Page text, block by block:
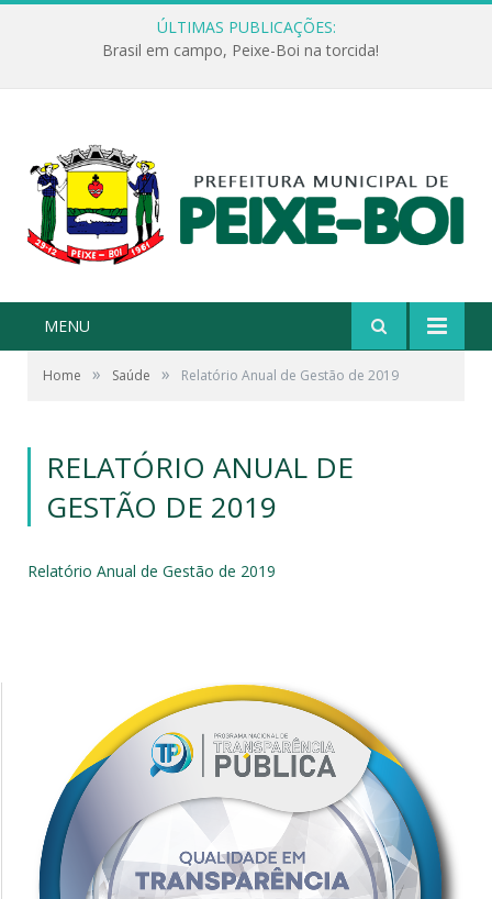
ÚLTIMAS PUBLICAÇÕES:
Brasil em campo, Peixe-Boi na torcida!
MENU
Home » Saúde » Relatório Anual de Gestão de 2019
RELATÓRIO ANUAL DE
GESTÃO DE 2019
Relatório Anual de Gestão de 2019